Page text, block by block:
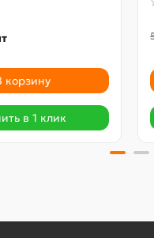
корзину
в 1 клик